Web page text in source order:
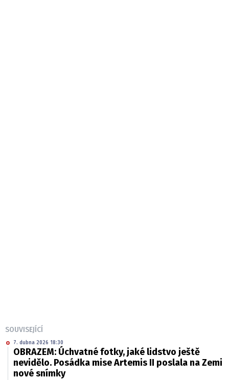
SOUVISEJÍCÍ
7. dubna 2026 18:30
OBRAZEM: Úchvatné fotky, jaké lidstvo ještě
nevidělo. Posádka mise Artemis II poslala na Zemi
nové snímky